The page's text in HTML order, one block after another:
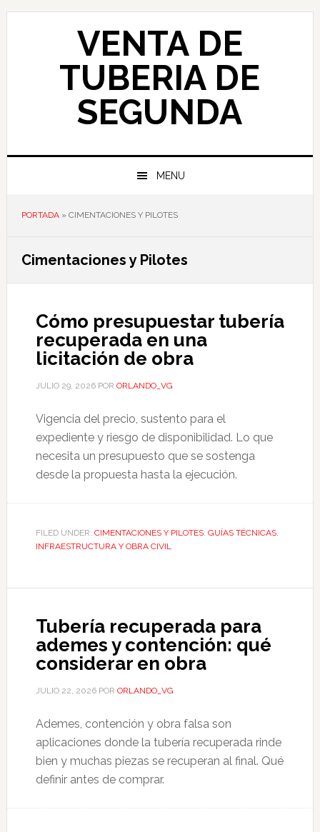
Skip
Skip
Skip
VENTA DE
TUBERIA DE
SEGUNDA
MENU
PORTADA» CIMENTACIONES Y PILOTES
Cimentaciones y Pilotes
Cómo presupuestar tubería
recuperada en una
licitación de obra
JULIO 29, 2026POR ORLANDO_VG
Vigencia del precio, sustento para el
expediente y riesgo de disponibilidad. Lo que
necesita un presupuesto que se sostenga
desde la propuesta hasta la ejecución.
FILED UNDER: CIMENTACIONES Y PILOTES, GUÍAS TÉCNICAS,
INFRAESTRUCTURA Y OBRA CIVIL
Tubería recuperada para
ademes y contención: qué
considerar en obra
JULIO 22, 2026POR ORLANDO_VG
Ademes, contención y obra falsa son
aplicaciones donde la tubería recuperada rinde
bien y muchas piezas se recuperan al final. Qué
definir antes de comprar.